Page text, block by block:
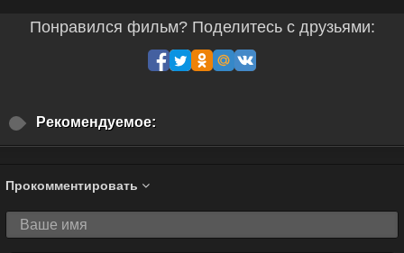
Понравился фильм? Поделитесь с друзьями:
Рекомендуемое:
Прокомментировать